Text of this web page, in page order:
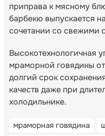
приправа к мясному
барбекю выпускается
сочетании со свежими
Высокотехнологичная
мраморной говядины
долгий срок
качеств даже при
холодильнике.
мраморная говядина